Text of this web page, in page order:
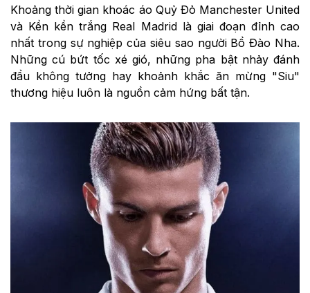
Khoảng thời gian khoác áo Quỷ Đỏ Manchester United
và Kền kền trắng Real Madrid là giai đoạn đỉnh cao
nhất trong sự nghiệp của siêu sao người Bồ Đào Nha.
Những cú bứt tốc xé gió, những pha bật nhảy đánh
đầu không tưởng hay khoảnh khắc ăn mừng "Siu"
thương hiệu luôn là nguồn cảm hứng bất tận.